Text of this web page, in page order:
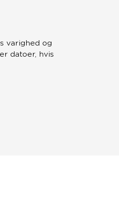
varighed og
datoer, hvis